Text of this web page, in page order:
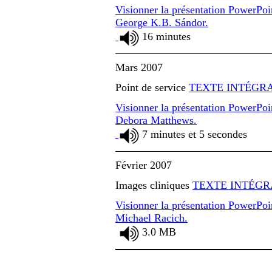
Visionner la présentation
George K.B. Sándor.
16 minutes
Mars 2007
Point de service TEXTE
Visionner la présentation
Debora Matthews.
7 minutes et 5 secondes
Février 2007
Images cliniques TEXTE
Visionner la présentation
Michael Racich.
3.0 MB